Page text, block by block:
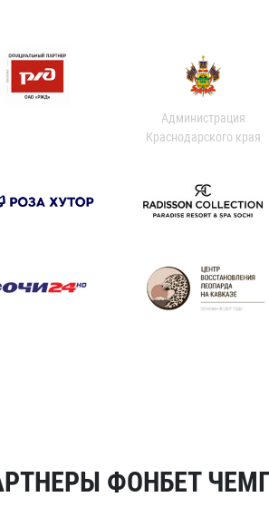
Администрация
Краснодарского края
ФОНБЕТ